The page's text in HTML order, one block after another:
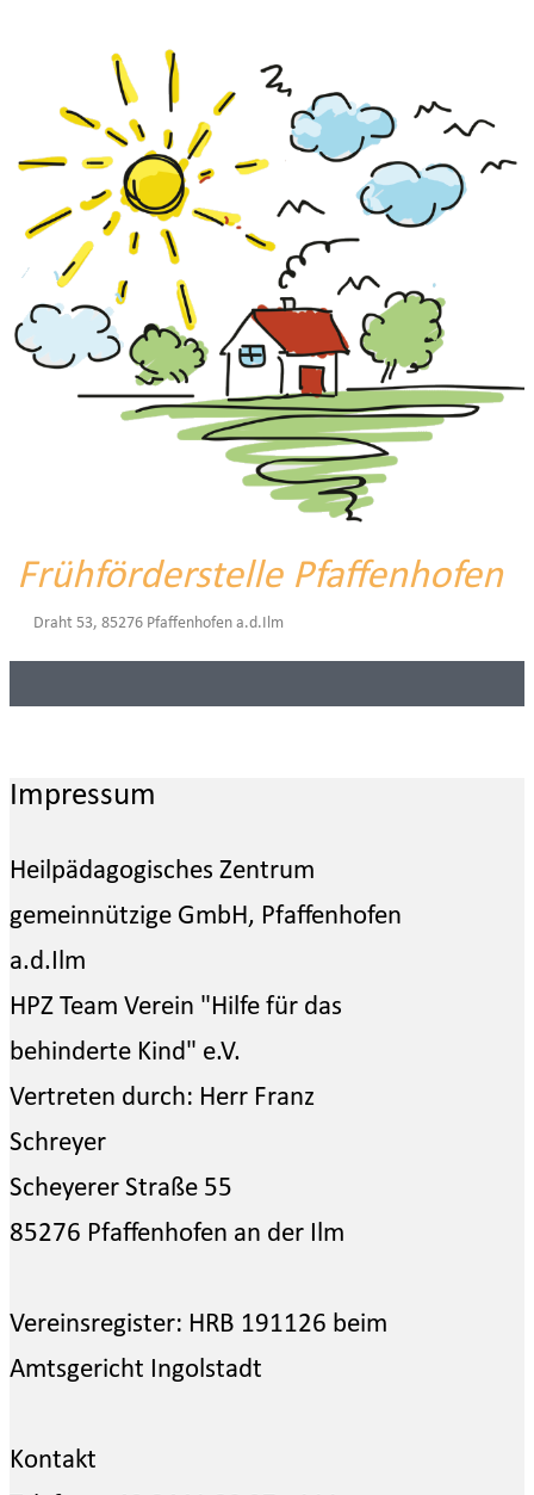
Frühförderstelle Pfaffenhofen
Draht 53, 85276 Pfaffenhofen a.d.Ilm
Impressum
Heilpädagogisches Zentrum
gemeinnützige GmbH, Pfaffenhofen
a.d.Ilm
HPZ Team Verein "Hilfe für das
behinderte Kind" e.V.
Vertreten durch: Herr Franz
Schreyer
Scheyerer Straße 55
85276 Pfaffenhofen an der Ilm
Vereinsregister: HRB 191126 beim
Amtsgericht Ingolstadt
Kontakt